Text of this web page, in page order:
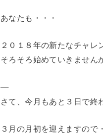
あなたも・・・
２０１８年の新たなチャレ
そろそろ始めていきません
—
さて、今月もあと３日で終
３月の月初を迎えますので